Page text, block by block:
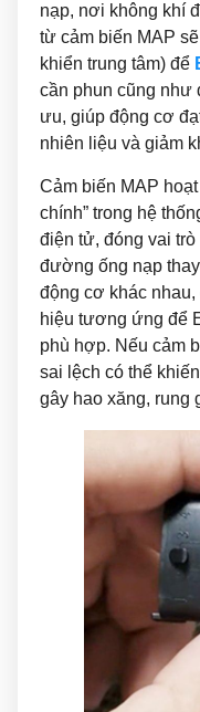
nạp, nơi không khí
từ cảm biến MAP
khiển trung tâm) để
cần phun cũng như
ưu, giúp động cơ
nhiên liệu và giảm
Cảm biến MAP
chính” trong hệ
điện tử, đóng vai
đường ống nạp
động cơ khác
hiệu tương ứng để
phù hợp. Nếu cảm
sai lệch có thể
gây hao xăng, rung